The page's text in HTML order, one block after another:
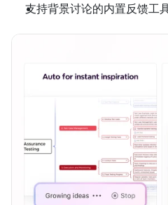
支持背景讨论的内置反馈工